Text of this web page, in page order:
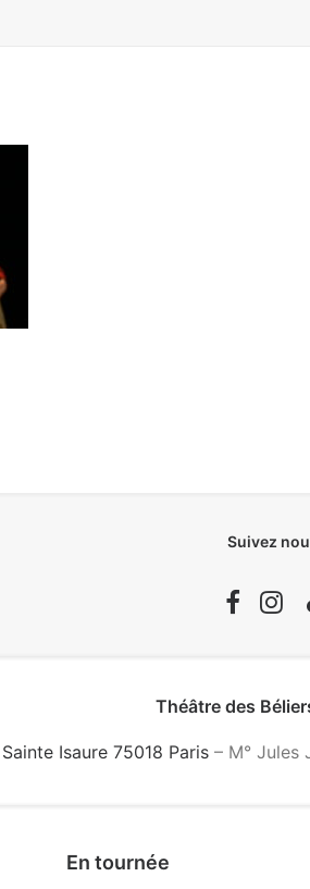
Suivez
Théâtre des
Isaure 75018 Paris – M° Jules
En tournée